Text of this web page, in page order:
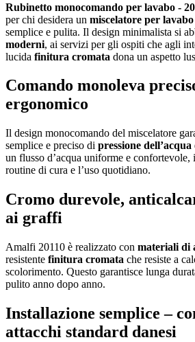
Rubinetto monocomando per lavabo -
per chi desidera un miscelatore per
semplice e pulita. Il design minimalista si
moderni, ai servizi per gli ospiti che agli
lucida finitura cromata dona un aspetto
Comando monoleva
ergonomico
Il design monocomando del miscelatore
semplice e preciso di pressione dell’acqua
un flusso d’acqua uniforme e confortevole,
routine di cura e l’uso quotidiano.
Cromo durevole,
ai graffi
Amalfi 20110 è realizzato con materiali di
resistente finitura cromata che resiste a
scolorimento. Questo garantisce lunga
pulito anno dopo anno.
Installazione semplice –
attacchi standard danesi